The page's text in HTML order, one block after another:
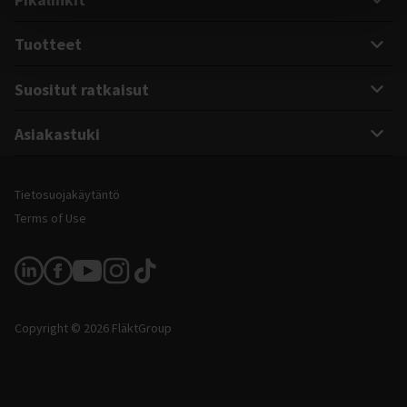
Tuotteet
Suositut ratkaisut
Asiakastuki
Oikeudelliset ja verkkosivuston tiedot
Tietosuojakäytäntö
Terms of Use
Seuraa meitä
Copyright © 2026 FläktGroup